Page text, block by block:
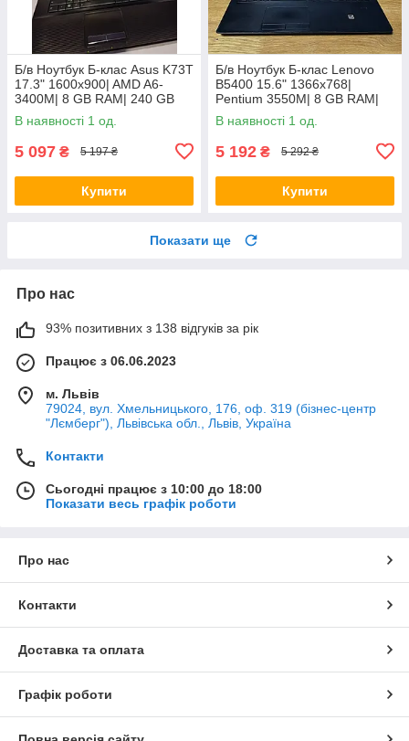
Б/в Ноутбук Б-клас Asus K73T
17.3" 1600x900| AMD A6-
3400M| 8 GB RAM| 240 GB
SSD + 500 GB HDD| Radeon
HD 6520G
В наявності 1 од.
5 097 ₴ 5 197 ₴
Купити
Б/в Ноутбук Б-клас Lenovo
B5400 15.6" 1366x768|
Pentium 3550M| 8 GB RAM|
128 GB SSD| HD
В наявності 1 од.
5 192 ₴ 5 292 ₴
Купити
Показати ще
Про нас
93% позитивних з 138 відгуків за рік
Працює з 06.06.2023
м. Львів
79024, вул. Хмельницького, 176, оф. 319 (бізнес-центр
"Лємберг"), Львівська обл., Львів, Україна
Контакти
Сьогодні працює з 10:00 до 18:00
Показати весь графік роботи
Про нас
Контакти
Доставка та оплата
Графік роботи